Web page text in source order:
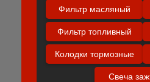
Фильтр масляный
Фильтр топливный
Колодки тормозные
Свеча